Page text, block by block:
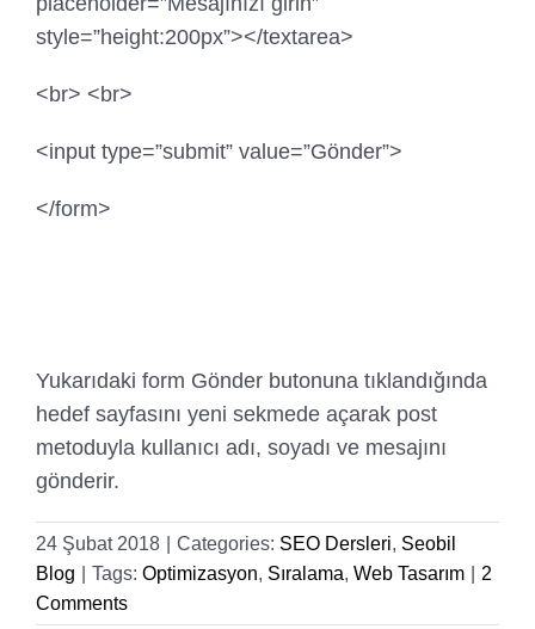
style=”height:200px”></textarea>
<br> <br>
<input type=”submit” value=”Gönder”>
</form>
Yukarıdaki form Gönder butonuna tıklandığında
hedef sayfasını yeni sekmede açarak post
metoduyla kullanıcı adı, soyadı ve mesajını
gönderir.
24 Şubat 2018 Categories: SEO Dersleri, Seobil
Blog
Tags: Optimizasyon, Sıralama, Web Tasarım
2
Comments